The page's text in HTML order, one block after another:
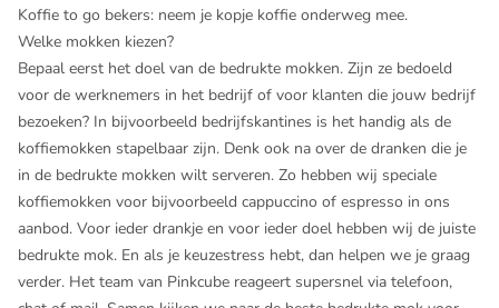
Koffie to go bekers: neem je kopje koffie onderweg mee.
Welke mokken kiezen?
Bepaal eerst het doel van de bedrukte mokken. Zijn ze bedoeld
voor de werknemers in het bedrijf of voor klanten die jouw bedrijf
bezoeken? In bijvoorbeeld bedrijfskantines is het handig als de
koffiemokken stapelbaar zijn. Denk ook na over de dranken die je
in de bedrukte mokken wilt serveren. Zo hebben wij speciale
koffiemokken voor bijvoorbeeld cappuccino of espresso in ons
aanbod. Voor ieder drankje en voor ieder doel hebben wij de juiste
bedrukte mok. En als je keuzestress hebt, dan helpen we je graag
verder. Het team van Pinkcube reageert supersnel via telefoon,